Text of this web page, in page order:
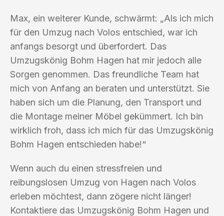
Max, ein weiterer Kunde, schwärmt: „Als ich mich
für den Umzug nach Volos entschied, war ich
anfangs besorgt und überfordert. Das
Umzugskönig Bohm Hagen hat mir jedoch alle
Sorgen genommen. Das freundliche Team hat
mich von Anfang an beraten und unterstützt. Sie
haben sich um die Planung, den Transport und
die Montage meiner Möbel gekümmert. Ich bin
wirklich froh, dass ich mich für das Umzugskönig
Bohm Hagen entschieden habe!“
Wenn auch du einen stressfreien und
reibungslosen Umzug von Hagen nach Volos
erleben möchtest, dann zögere nicht länger!
Kontaktiere das Umzugskönig Bohm Hagen und